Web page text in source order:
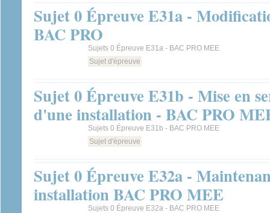
Sujet 0 Épreuve E31a -
BAC PRO
Sujets 0 Épreuve E31a - BAC PRO MEE
Sujet d'épreuve
Sujet 0 Épreuve E31b - Mise en
d'une installation - BAC PRO
Sujets 0 Épreuve E31b - BAC PRO MEE
Sujet d'épreuve
Sujet 0 Épreuve E32a -
installation BAC PRO MEE
Sujets 0 Épreuve E32a - BAC PRO MEE